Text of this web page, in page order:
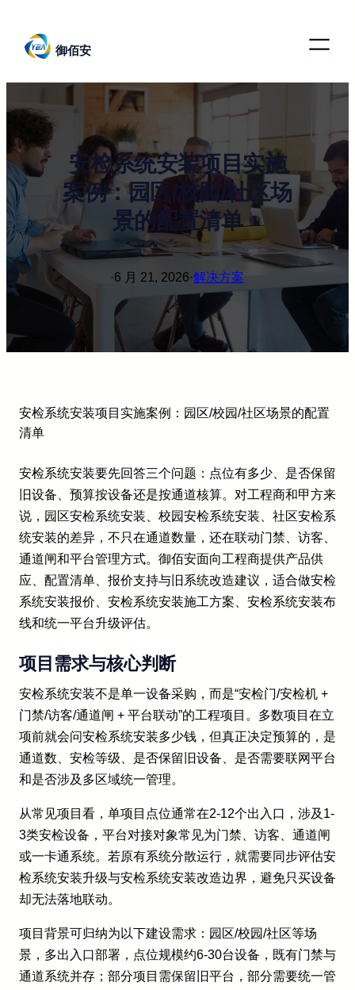
御佰安
安检系统安装项目实施
案例：园区/校园/社区场
景的配置清单
·6 月 21, 2026·解决方案
安检系统安装项目实施案例：园区/校园/社区场景的配置
清单
安检系统安装要先回答三个问题：点位有多少、是否保留
旧设备、预算按设备还是按通道核算。对工程商和甲方来
说，园区安检系统安装、校园安检系统安装、社区安检系
统安装的差异，不只在通道数量，还在联动门禁、访客、
通道闸和平台管理方式。御佰安面向工程商提供产品供
应、配置清单、报价支持与旧系统改造建议，适合做安检
系统安装报价、安检系统安装施工方案、安检系统安装布
线和统一平台升级评估。
项目需求与核心判断
安检系统安装不是单一设备采购，而是“安检门/安检机 +
门禁/访客/通道闸 + 平台联动”的工程项目。多数项目在立
项前就会问安检系统安装多少钱，但真正决定预算的，是
通道数、安检等级、是否保留旧设备、是否需要联网平台
和是否涉及多区域统一管理。
从常见项目看，单项目点位通常在2-12个出入口，涉及1-
3类安检设备，平台对接对象常见为门禁、访客、通道闸
或一卡通系统。若原有系统分散运行，就需要同步评估安
检系统安装升级与安检系统安装改造边界，避免只买设备
却无法落地联动。
项目背景可归纳为以下建设需求：园区/校园/社区等场
景，多出入口部署，点位规模约6-30台设备，既有门禁与
通道系统并存；部分项目需保留旧平台，部分需要统一管